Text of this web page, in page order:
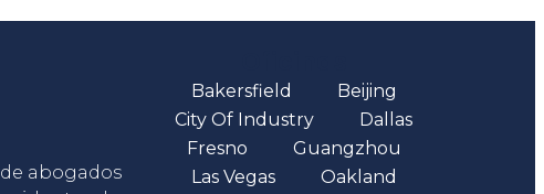
abogados
Bakersfield
Beijing
City Of Industry
Dallas
Fresno
Guangzhou
Las Vegas
Oakland